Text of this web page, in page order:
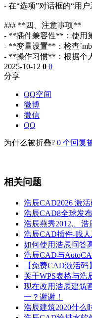
- 在“选项”对话框的“用
### **四、注意事项**
- **插件兼容性**：使用
- **变量设置**：检查
- **操作习惯**：根据个
2025-10-12 0 0
分享
QQ空间
微博
微信
QQ
为什么被折叠? 0 个回复
相关问题
浩辰CAD2026 激
浩辰CAD8全球发
浩辰燕秀2012,、
浩辰CAD插件-贱
如何使用浩辰问答
浩辰CAD与
【免费CAD激活
关于WPS表格与浩
现在改用浩辰建筑
一？谢谢！
浩辰建筑2020什么